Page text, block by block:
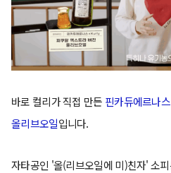
바로 컬리가 직접 만든 핀카듀에르나
올리브오일입니다.
자타공인 '올(리브오일에 미)친자' 소